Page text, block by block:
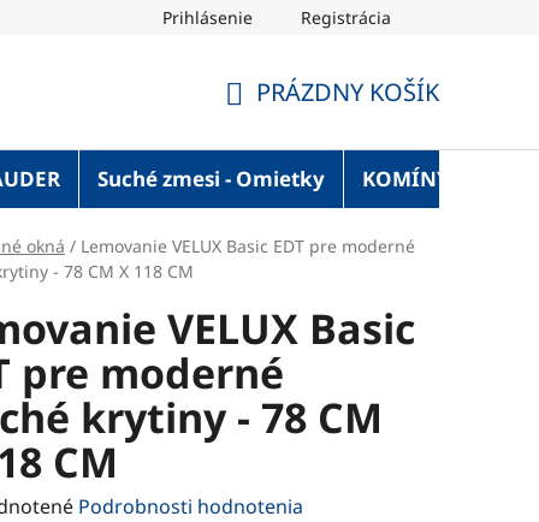
Strechaonline.sk - informácie z prvej ruky
Prihlásenie Registrácia
KOŠÍK
PRÁZDNY KOŠÍK
Suché zmesi - Omietky KOMÍNY
okná / Lemovanie VELUX Basic EDT pre moderné
- 78 CM X 118 CM
VELUX Basic
pre moderné
krytiny - 78 CM
CM
Podrobnosti hodnotenia